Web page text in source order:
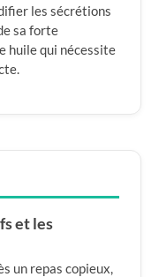
les sécrétions
sa forte
huile qui nécessite
et les
un repas copieux,